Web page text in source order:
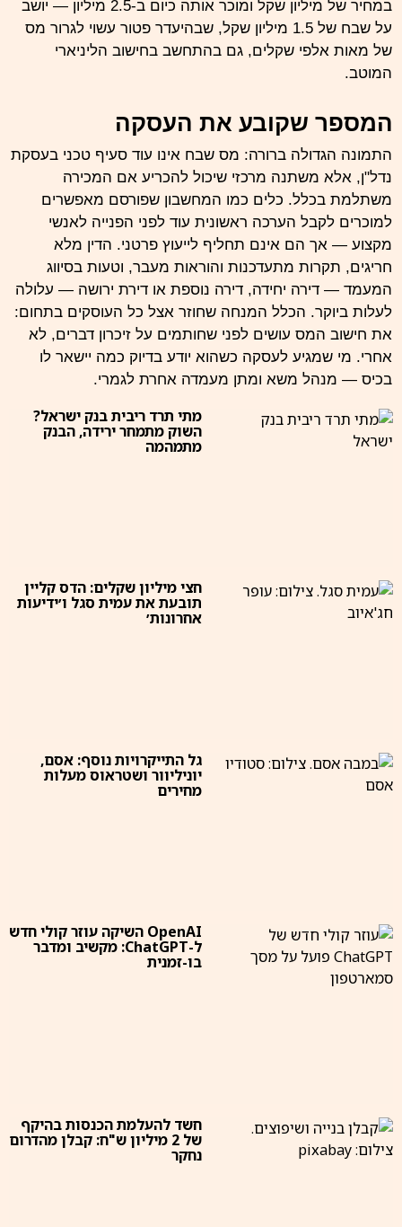
במחיר של מיליון שקל ומוכר אותה כיום ב-2.5 מיליון — יושב
על שבח של 1.5 מיליון שקל, שבהיעדר פטור עשוי לגרור מס
של מאות אלפי שקלים, גם בהתחשב בחישוב הליניארי
המוטב.
המספר שקובע את העסקה
התמונה הגדולה ברורה: מס שבח אינו עוד סעיף טכני בעסקת
נדל"ן, אלא משתנה מרכזי שיכול להכריע אם המכירה
משתלמת בכלל. כלים כמו המחשבון שפורסם מאפשרים
למוכרים לקבל הערכה ראשונית עוד לפני הפנייה לאנשי
מקצוע — אך הם אינם תחליף לייעוץ פרטני. הדין מלא
חריגים, תקרות מתעדכנות והוראות מעבר, וטעות בסיווג
המעמד — דירה יחידה, דירה נוספת או דירת ירושה — עלולה
לעלות ביוקר. הכלל המנחה שחוזר אצל כל העוסקים בתחום:
את חישוב המס עושים לפני שחותמים על זיכרון דברים, לא
אחרי. מי שמגיע לעסקה כשהוא יודע בדיוק כמה יישאר לו
בכיס — מנהל משא ומתן מעמדה אחרת לגמרי.
מתי תרד ריבית בנק ישראל?
השוק מתמחר ירידה, הבנק
מתמהמה
חצי מיליון שקלים: הדס קליין
תובעת את עמית סגל ו׳ידיעות
אחרונות׳
גל התייקרויות נוסף: אסם,
יוניליוור ושטראוס מעלות
מחירים
OpenAI השיקה עוזר קולי חדש
ל-ChatGPT: מקשיב ומדבר
בו-זמנית
חשד להעלמת הכנסות בהיקף
של 2 מיליון ש"ח: קבלן מהדרום
נחקר